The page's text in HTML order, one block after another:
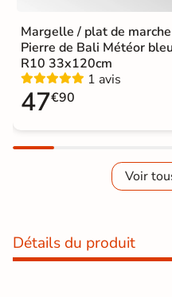
Margelle / plat de
Pierre de Bali Météor
R10 33x120cm
1 avis
47€90
Voir
Détails du produit